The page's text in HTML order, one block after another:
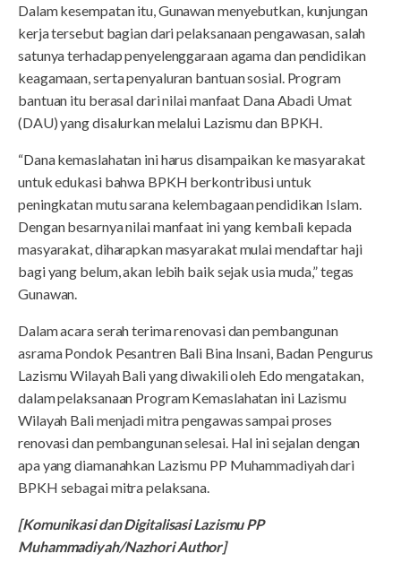
Dalam kesempatan itu, Gunawan menyebutkan, kunjungan
kerja tersebut bagian dari pelaksanaan pengawasan, salah
satunya terhadap penyelenggaraan agama dan pendidikan
keagamaan, serta penyaluran bantuan sosial. Program
bantuan itu berasal dari nilai manfaat Dana Abadi Umat
(DAU) yang disalurkan melalui Lazismu dan BPKH.
“Dana kemaslahatan ini harus disampaikan ke masyarakat
untuk edukasi bahwa BPKH berkontribusi untuk
peningkatan mutu sarana kelembagaan pendidikan Islam.
Dengan besarnya nilai manfaat ini yang kembali kepada
masyarakat, diharapkan masyarakat mulai mendaftar haji
bagi yang belum, akan lebih baik sejak usia muda,” tegas
Gunawan.
Dalam acara serah terima renovasi dan pembangunan
asrama Pondok Pesantren Bali Bina Insani, Badan Pengurus
Lazismu Wilayah Bali yang diwakili oleh Edo mengatakan,
dalam pelaksanaan Program Kemaslahatan ini Lazismu
Wilayah Bali menjadi mitra pengawas sampai proses
renovasi dan pembangunan selesai. Hal ini sejalan dengan
apa yang diamanahkan Lazismu PP Muhammadiyah dari
BPKH sebagai mitra pelaksana.
[Komunikasi dan Digitalisasi Lazismu PP
Muhammadiyah/Nazhori Author]